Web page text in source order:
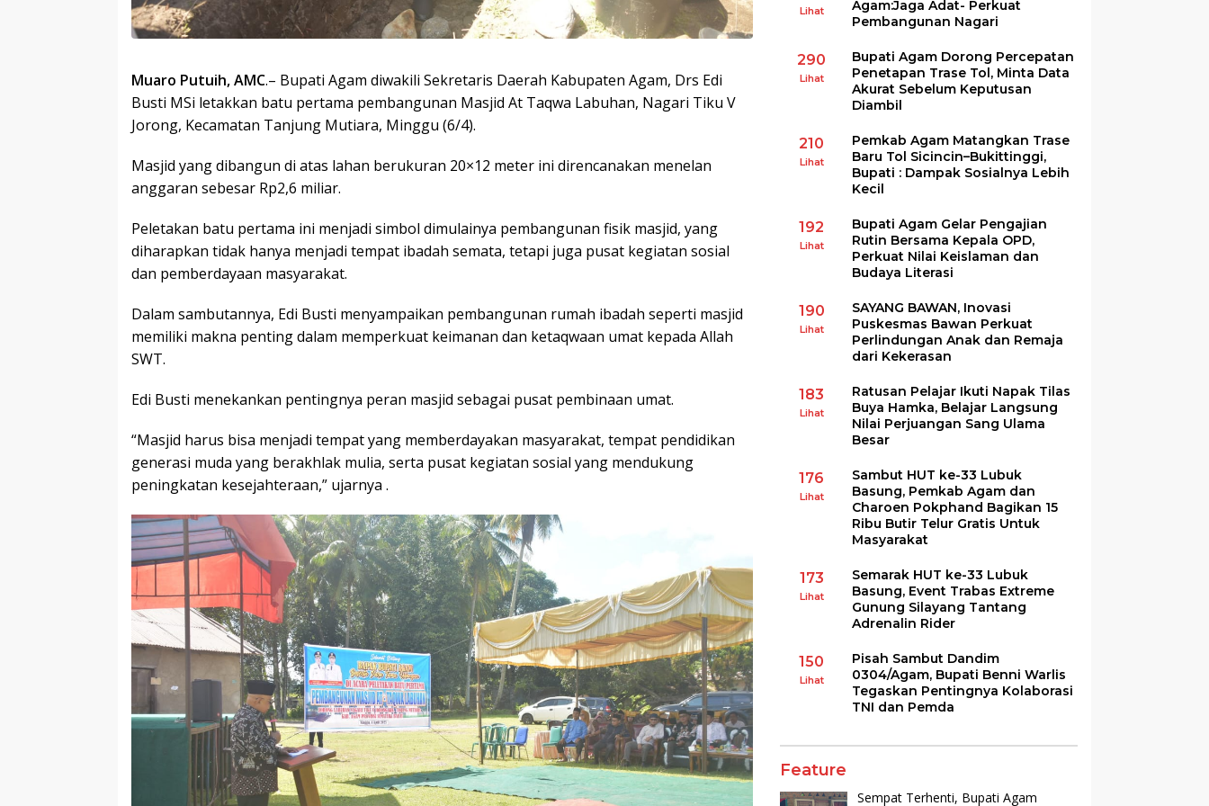
Muaro Putuih, AMC.– Bupati Agam diwakili Sekretaris Daerah Kabupaten Agam, Drs Edi
Busti MSi letakkan batu pertama pembangunan Masjid At Taqwa Labuhan, Nagari Tiku V
Jorong, Kecamatan Tanjung Mutiara, Minggu (6/4).
Masjid yang dibangun di atas lahan berukuran 20×12 meter ini direncanakan menelan
anggaran sebesar Rp2,6 miliar.
Peletakan batu pertama ini menjadi simbol dimulainya pembangunan fisik masjid, yang
diharapkan tidak hanya menjadi tempat ibadah semata, tetapi juga pusat kegiatan sosial
dan pemberdayaan masyarakat.
Dalam sambutannya, Edi Busti menyampaikan pembangunan rumah ibadah seperti masjid
memiliki makna penting dalam memperkuat keimanan dan ketaqwaan umat kepada Allah
SWT.
Edi Busti menekankan pentingnya peran masjid sebagai pusat pembinaan umat.
“Masjid harus bisa menjadi tempat yang memberdayakan masyarakat, tempat pendidikan
generasi muda yang berakhlak mulia, serta pusat kegiatan sosial yang mendukung
peningkatan kesejahteraan,” ujarnya .
Lihat
Agam:Jaga Adat- Perkuat
Pembangunan Nagari
290
Lihat
Bupati Agam Dorong Percepatan
Penetapan Trase Tol, Minta Data
Akurat Sebelum Keputusan
Diambil
210
Lihat
Pemkab Agam Matangkan Trase
Baru Tol Sicincin–Bukittinggi,
Bupati : Dampak Sosialnya Lebih
Kecil
192
Lihat
Bupati Agam Gelar Pengajian
Rutin Bersama Kepala OPD,
Perkuat Nilai Keislaman dan
Budaya Literasi
190
Lihat
SAYANG BAWAN, Inovasi
Puskesmas Bawan Perkuat
Perlindungan Anak dan Remaja
dari Kekerasan
183
Lihat
Ratusan Pelajar Ikuti Napak Tilas
Buya Hamka, Belajar Langsung
Nilai Perjuangan Sang Ulama
Besar
176
Lihat
Sambut HUT ke-33 Lubuk
Basung, Pemkab Agam dan
Charoen Pokphand Bagikan 15
Ribu Butir Telur Gratis Untuk
Masyarakat
173
Lihat
Semarak HUT ke-33 Lubuk
Basung, Event Trabas Extreme
Gunung Silayang Tantang
Adrenalin Rider
150
Lihat
Pisah Sambut Dandim
0304/Agam, Bupati Benni Warlis
Tegaskan Pentingnya Kolaborasi
TNI dan Pemda
Feature
Sempat Terhenti, Bupati Agam